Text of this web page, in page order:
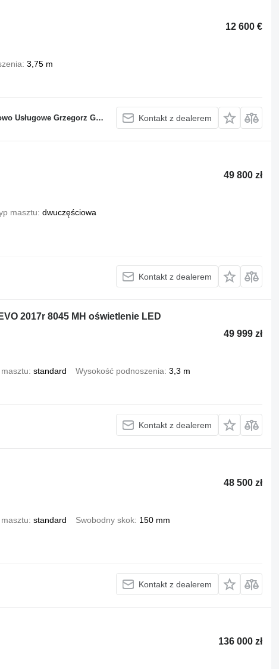
12 600 €
3,75 m
Grzegorz Glapa Kontakt z dealerem
49 800 zł
masztu dwuczęściowa
Kontakt z dealerem
2017r 8045 MH oświetlenie LED
49 999 zł
standard Wysokość podnoszenia 3,3 m
Kontakt z dealerem
48 500 zł
standard Swobodny skok 150 mm
Kontakt z dealerem
136 000 zł